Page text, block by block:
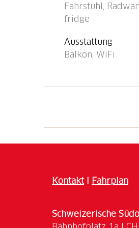
Fahrstuhl,
fridge
Ausstattung
Balkon, WiFi
KontaktI Fahrplan
Schweizerische